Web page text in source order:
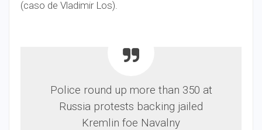
(caso de Vladimir Los).
Police round up more than 350 at
Russia protests backing jailed
Kremlin foe Navalny